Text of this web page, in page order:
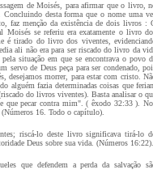
de Moisés, para afirmar que o livro,
desta forma que o nome uma
faz menção da existência de dois livros :
se referiu era exatamente o livro
é tirado do livro dos viventes,
ali não era para ser riscado do livro da
situação em que se encontrava o povo
servo de Deus peça para ser condenado,
desejamos morrer, para estar com cristo.
alguém fazia determinadas coisas que
do livros viventes). Basta analisar o
que pecar contra mim". ( êxodo 32:33 ).
16. Todo o capítulo).
riscá-lo deste livro significava tirá-lo
Deus sobre sua vida. (Números 16:22).
que defendem a perda da salvação